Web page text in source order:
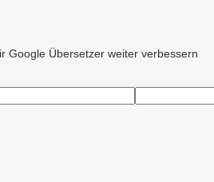
Google Übersetzer weiter verbessern